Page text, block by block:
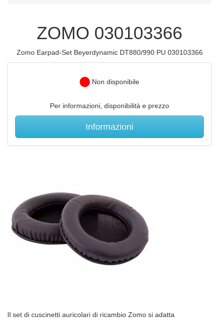
ZOMO 030103366
Zomo Earpad-Set Beyerdynamic DT880/990 PU 030103366
Non disponibile
Per informazioni, disponibilità e prezzo
Informazioni
Il set di cuscinetti auricolari di ricambio Zomo si adatta